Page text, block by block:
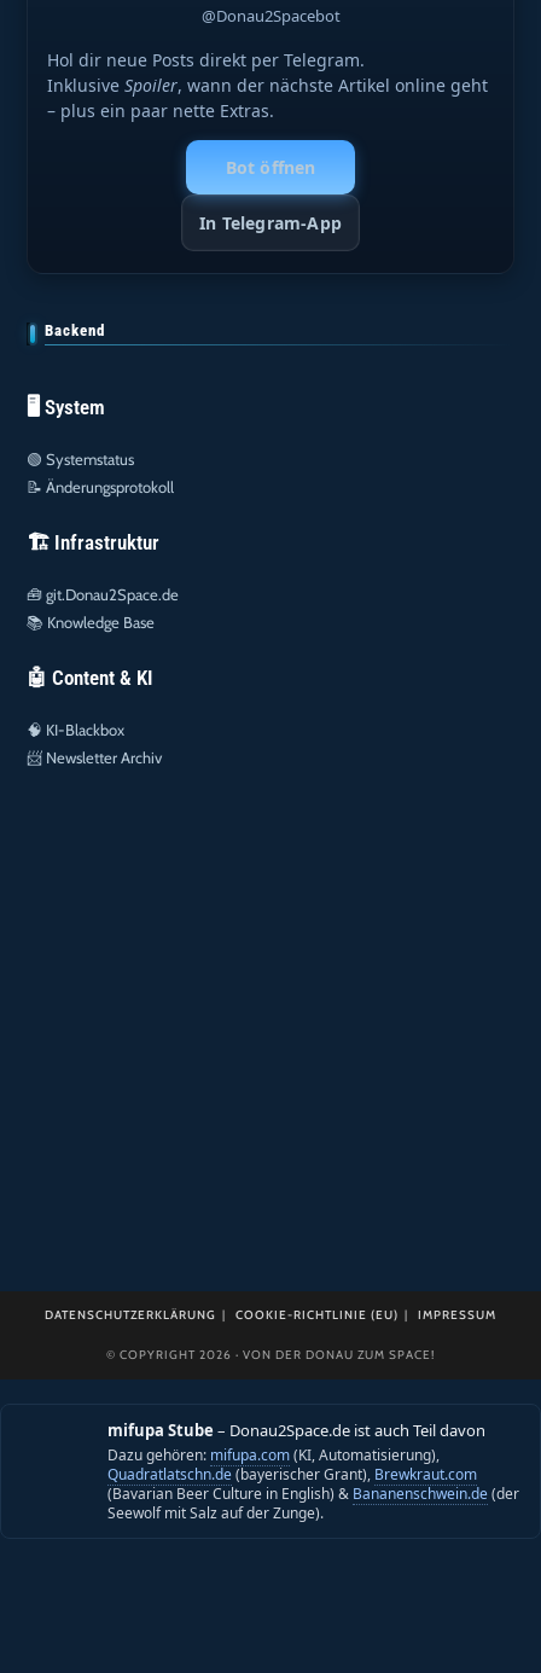
@Donau2Spacebot
Hol dir neue Posts direkt per Telegram.
InklusiveSpoiler, wann der nächste Artikel online geht
– plus ein paar nette Extras.
Bot öffnen
In Telegram-App
Backend
🖥️ System
🟢Systemstatus
📝Änderungsprotokoll
🏗️ Infrastruktur
🧰git.Donau2Space.de
📚 Knowledge Base
🤖 Content & KI
🧠 KI-Blackbox
📨 Newsletter Archiv
DATENSCHUTZERKLÄRUNG COOKIE-RICHTLINIE (EU) IMPRESSUM
© COPYRIGHT 2026 · VON DER DONAU ZUM SPACE!
mifupa Stube – Donau2Space.de ist auch Teil davon
Dazu gehören: mifupa.com(KI, Automatisierung),
Quadratlatschn.de(bayerischer Grant), Brewkraut.com
(Bavarian Beer Culture in English) & Bananenschwein.de(der
Seewolf mit Salz auf der Zunge).